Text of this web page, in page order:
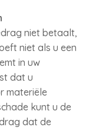
niet betaalt,
niet als u een
in uw
dat u
materiële
kunt u de
dat de